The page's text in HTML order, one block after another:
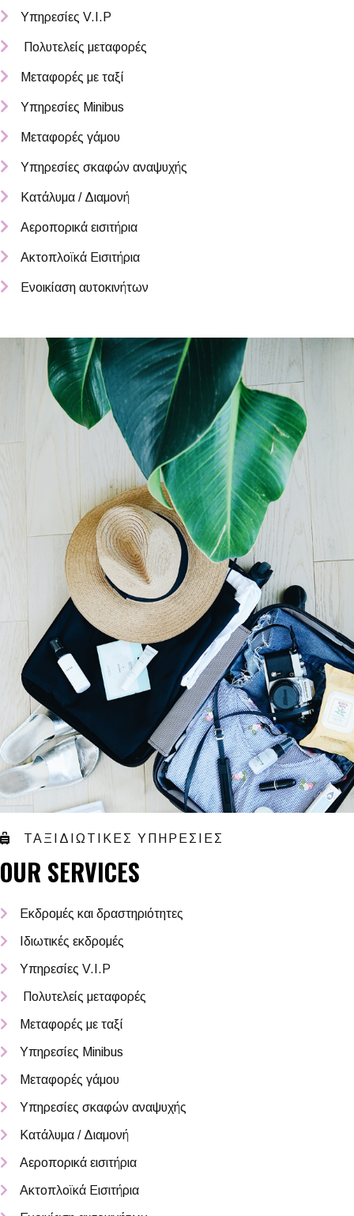
Υπηρεσίες V.I.P
Πολυτελείς μεταφορές
Μεταφορές με ταξί
Υπηρεσίες Minibus
Μεταφορές γάμου
Υπηρεσίες σκαφών αναψυχής
Κατάλυμα / Διαμονή
Αεροπορικά εισιτήρια
Ακτοπλοϊκά Εισιτήρια
Ενοικίαση αυτοκινήτων
ΤΑΞΙΔΙΩΤΙΚΕΣ ΥΠΗΡΕΣΙΕΣ
OUR SERVICES
Εκδρομές και δραστηριότητες
Ιδιωτικές εκδρομές
Υπηρεσίες V.I.P
Πολυτελείς μεταφορές
Μεταφορές με ταξί
Υπηρεσίες Minibus
Μεταφορές γάμου
Υπηρεσίες σκαφών αναψυχής
Κατάλυμα / Διαμονή
Αεροπορικά εισιτήρια
Ακτοπλοϊκά Εισιτήρια